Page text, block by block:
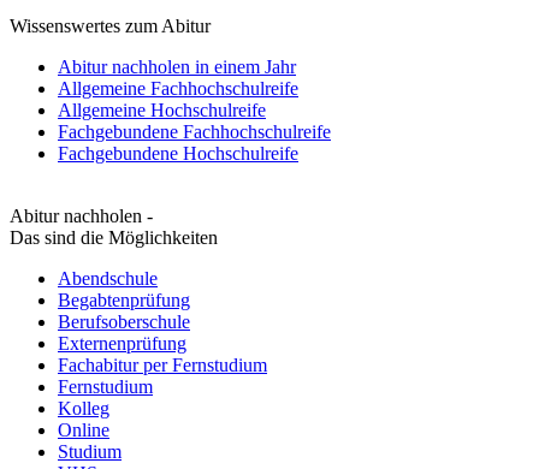
Wissenswertes zum Abitur
Abitur nachholen in einem Jahr
Allgemeine Fachhochschulreife
Allgemeine Hochschulreife
Fachgebundene Fachhochschulreife
Fachgebundene Hochschulreife
Abitur nachholen -
Das sind die Möglichkeiten
Abendschule
Begabtenprüfung
Berufsoberschule
Externenprüfung
Fachabitur per Fernstudium
Fernstudium
Kolleg
Online
Studium